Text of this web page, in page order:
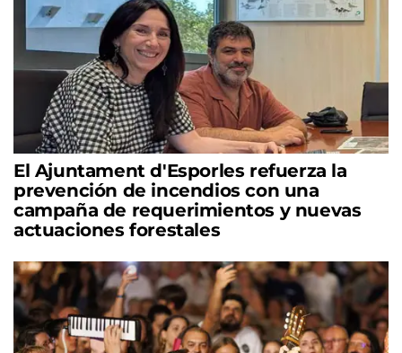
El Ajuntament d'Esporles refuerza la
prevención de incendios con una
campaña de requerimientos y nuevas
actuaciones forestales